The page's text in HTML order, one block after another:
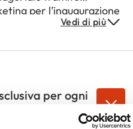
per l’inaugurazione
all’avvio. La casa madre
affiliato ha inoltre
Intelligence per
in tempo reale.
Vedi di più
per ogni